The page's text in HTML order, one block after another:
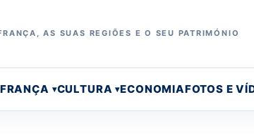
AS SUAS REGIÕES E O SEU PATRIMÓNIO
CULTURA ECONOMIAFOTOS E